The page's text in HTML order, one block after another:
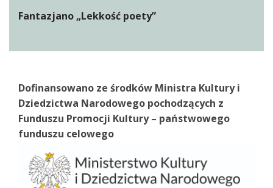
Fantazjano „Lekkość poety”
Dofinansowano ze środków Ministra Kultury i
Dziedzictwa Narodowego pochodzących z
Funduszu Promocji Kultury – państwowego
funduszu celowego